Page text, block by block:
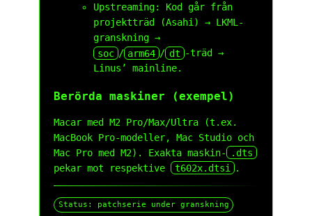
Upstreaming: Kod går från
projektträd (Asahi) → LKML-
granskning →
soc / arm64 / dt -träd →
Linus’ mainline.
Berörda maskiner (exempel)
Macar med M2 Pro/Max/Ultra (t.ex.
MacBook Pro-modeller, Mac Studio och
Mac Pro med M2). Exakta maskin-
.dts
pekar mot respektive
t602x.dtsi .
Status: patchserie under granskning